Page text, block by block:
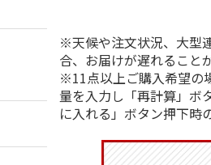
※天候や注文状況、大型
合、お届けが遅れること
※11点以上ご購入希望の
量を入力し「再計算」ボ
に入れる」ボタン押下時